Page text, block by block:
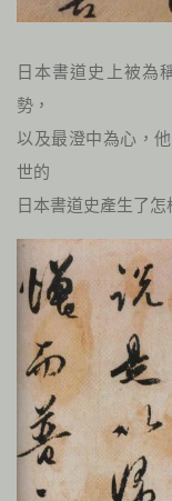
日本書道史上被為
勢，
以及最澄中為心，
世的
日本書道史產生了怎